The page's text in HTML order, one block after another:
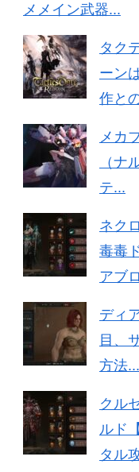
メメイン武器...
タク
ーン
作と
メカ
（ナ
テ...
ネク
毒毒
アブ
ディ
目、
方法...
クル
ルド
タル